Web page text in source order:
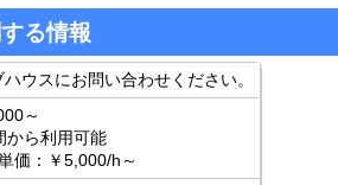
る情報
ハウスにお問い合わせください。
～
から利用可能
価：￥5,000/h～